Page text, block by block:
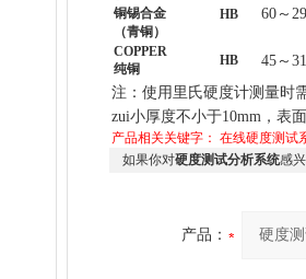
铜锡合金
（青铜）
HB 60 ～
COPPER
纯铜
HB 45 ～
注：使用里氏硬度计测量时
zui小厚度不小于10mm ，表
产品相关关键字： 在线硬度测试
如果你对硬度测试分析系统感
产品：